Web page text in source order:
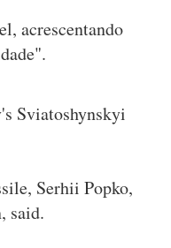
acrescentando
Sviatoshynskyi
Serhii Popko,
said.